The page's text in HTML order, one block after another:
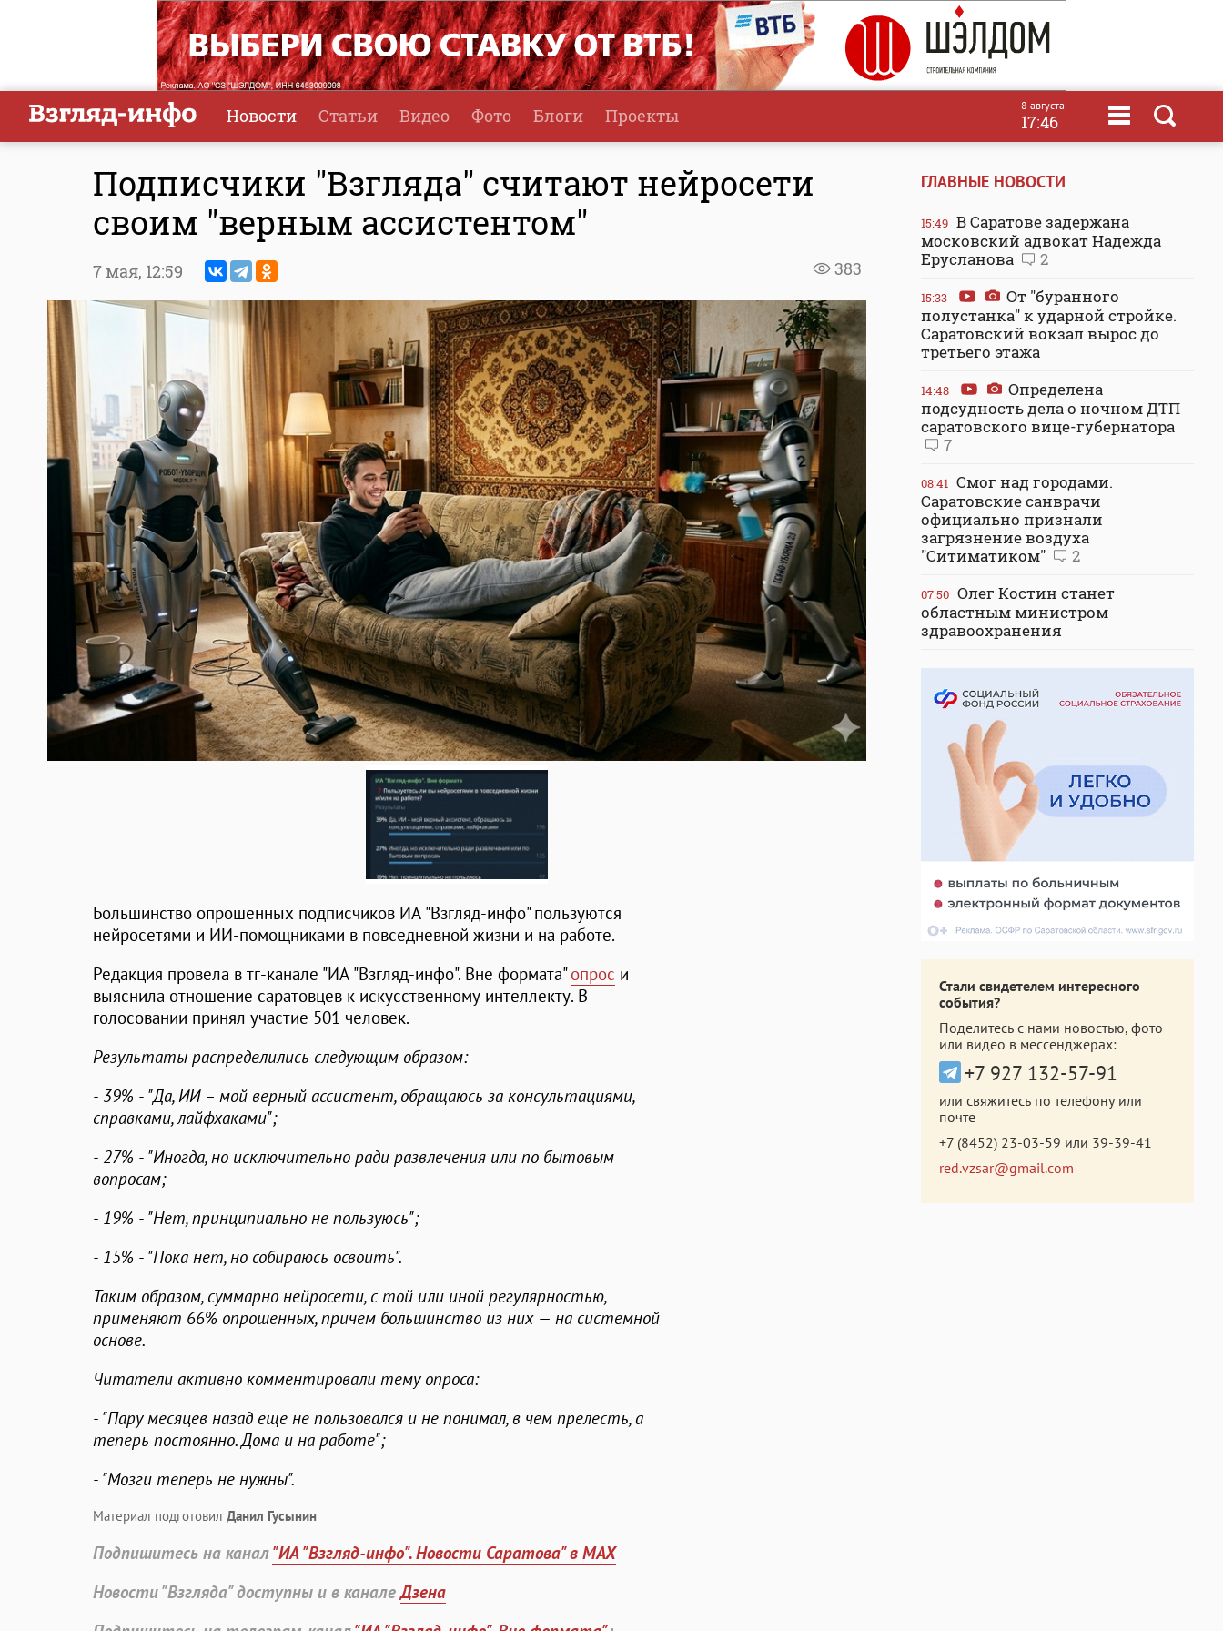
Новости Статьи Видео Фото Блоги Проекты 8 августа
17:46
Подписчики "Взгляда" считают нейросети
своим "верным ассистентом"
383
7 мая, 12:59
Большинство опрошенных подписчиков ИА "Взгляд-инфо" пользуются
нейросетями и ИИ-помощниками в повседневной жизни и на работе.
Редакция провела в тг-канале "ИА "Взгляд-инфо". Вне формата"опрос и
выяснила отношение саратовцев к искусственному интеллекту. В
голосовании принял участие 501 человек.
Результаты распределились следующим образом:
- 39% - "Да, ИИ – мой верный ассистент, обращаюсь за консультациями,
справками, лайфхаками";
- 27% - "Иногда, но исключительно ради развлечения или по бытовым
вопросам;
- 19% - "Нет, принципиально не пользуюсь";
- 15% - "Пока нет, но собираюсь освоить".
Таким образом, суммарно нейросети, с той или иной регулярностью,
применяют 66% опрошенных, причем большинство из них — на системной
основе.
Читатели активно комментировали тему опроса:
- "Пару месяцев назад еще не пользовался и не понимал, в чем прелесть, а
теперь постоянно. Дома и на работе";
- "Мозги теперь не нужны".
Материал подготовил Данил Гусынин
Подпишитесь на канал"ИА "Взгляд-инфо". Новости Саратова" в MAX
Новости "Взгляда" доступны и в каналеДзена
ГЛАВНЫЕ НОВОСТИ
15:49 В Саратове задержана
московский адвокат Надежда
Ерусланова
2
15:33
От "буранного
полустанка" к ударной стройке.
Саратовский вокзал вырос до
третьего этажа
14:48
Определена
подсудность дела о ночном ДТП
саратовского вице-губернатора
7
08:41 Смог над городами.
Саратовские санврачи
официально признали
загрязнение воздуха
"Ситиматиком"
2
07:50 Олег Костин станет
областным министром
здравоохранения
Стали свидетелем интересного
события?
Поделитесь с нами новостью, фото
или видео в мессенджерах:
+7 927 132-57-91
или свяжитесь по телефону или
почте
+7 (8452) 23-03-59 или 39-39-41
red.vzsar@gmail.com